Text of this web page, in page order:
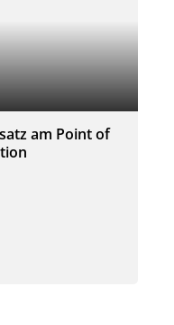
am Point of